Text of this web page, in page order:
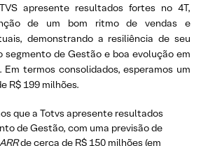
apresente resultados fortes no 4T,
de um bom ritmo de vendas e
demonstrando a resiliência de seu
segmento de Gestão e boa evolução em
Em termos consolidados, esperamos um
R$ 199 milhões.
que a Totvs apresente resultados
de Gestão, com uma previsão de
ARRde cerca de R$ 150 milhões (em